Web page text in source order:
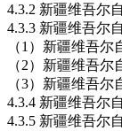
4.3.2 新疆维吾尔
4.3.3 新疆维吾尔
（1）新疆维吾
（2）新疆维吾
（3）新疆维吾
4.3.4 新疆维吾尔
4.3.5 新疆维吾尔